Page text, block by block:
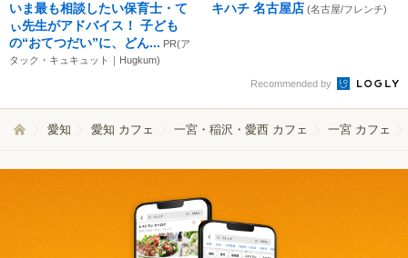
いま最も相談したい保育士・て
ぃ先生がアドバイス！ 子ども
の“おてつだい”に、どん... PR(ア
タック・キュキュット｜Hugkum)
キハチ 名古屋店 (名古屋/フレンチ)
Recommended by
愛知 愛知 カフェ 一宮・稲沢・愛西 カフェ 一宮 カフェ